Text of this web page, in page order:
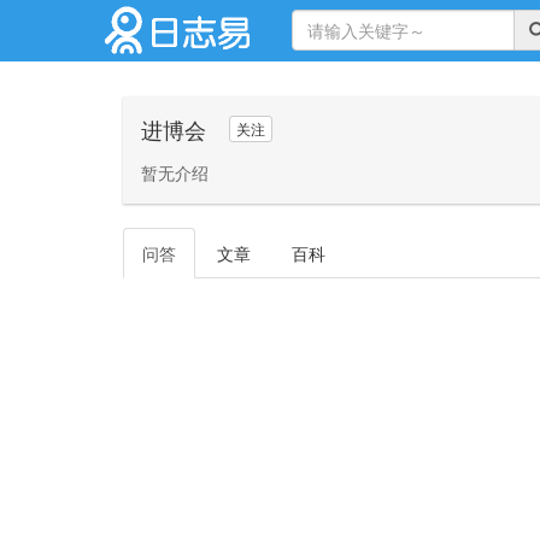
进博会 关注
暂无介绍
问答 文章 百科